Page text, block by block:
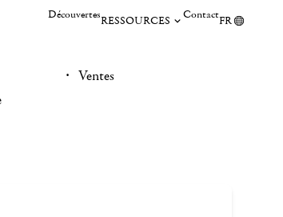
DécouvertesRESSOURCES ContactFR
Ventes